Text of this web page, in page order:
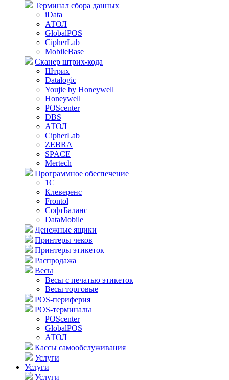
Терминал сбора данных
iData
АТОЛ
GlobalPOS
CipherLab
MobileBase
Сканер штрих-кода
Штрих
Datalogic
Youjie by Honeywell
Honeywell
POScenter
DBS
АТОЛ
CipherLab
ZEBRA
SPACE
Mertech
Программное обеспечение
1С
Клеверенс
Frontol
СофтБаланс
DataMobile
Денежные ящики
Принтеры чеков
Принтеры этикеток
Распродажа
Весы
Весы с печатью этикеток
Весы торговые
POS-периферия
POS-терминалы
POScenter
GlobalPOS
АТОЛ
Кассы самообслуживания
Услуги
Услуги
Услуги